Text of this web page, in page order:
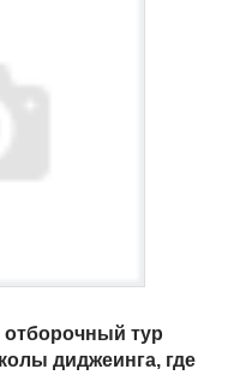
отборочный тур
диджеинга, где